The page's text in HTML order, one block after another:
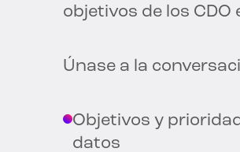
objetivos de los
Únase a la
Objetivos y
datos